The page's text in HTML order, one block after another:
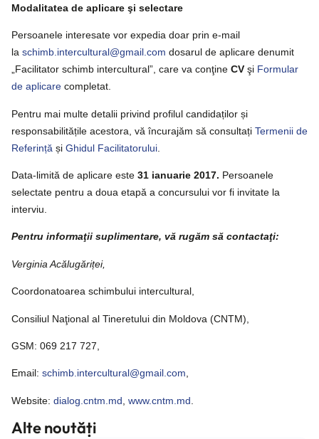
Modalitatea de aplicare şi selectare
Persoanele interesate vor expedia doar prin e-mail
la schimb.intercultural@gmail.com dosarul de aplicare denumit
„Facilitator schimb intercultural”, care va conţine CV şi Formular
de aplicare completat.
Pentru mai multe detalii privind profilul candidaților și
responsabilitățile acestora, vă încurajăm să consultați Termenii de
Referință și Ghidul Facilitatorului
Data-limită de aplicare este 31 ianuarie 2017. Persoanele
selectate pentru a doua etapă a concursului vor fi invitate la
interviu.
Pentru informaţii suplimentare, vă rugăm să contactaţi:
Verginia Acălugăriței,
Coordonatoarea schimbului intercultural,
Consiliul Naţional al Tineretului din Moldova (CNTM),
GSM: 069 217 727,
Email: schimb.intercultural@gmail.com,
Website: dialog.cntm.md www.cntm.md
Alte noutăți